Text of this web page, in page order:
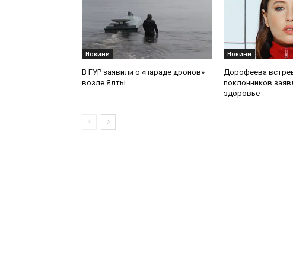
Новини
В ГУР заявили о «параде дронов»
возле Ялты
Новини
Дорофеева
поклонников
здоровье